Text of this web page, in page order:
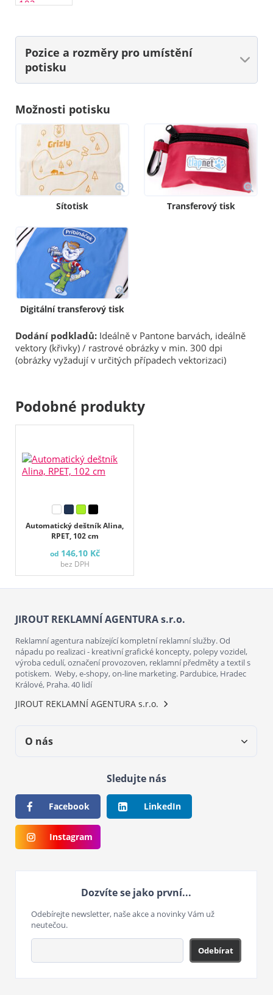
Pozice a rozměry pro umístění
potisku
Možnosti potisku
Sítotisk Transferový tisk
Digitální transferový tisk
Dodání podkladů: Ideálně v Pantone barvách, ideálně
vektory (křivky) / rastrové obrázky v min. 300 dpi
(obrázky vyžadují v určitých případech vektorizaci)
Podobné produkty
Automatický deštník Alina,
RPET, 102 cm
od 146,10 Kč
bez DPH
JIROUT REKLAMNÍ AGENTURA s.r.o.
Reklamní agentura nabízející kompletní reklamní služby. Od
nápadu po realizaci - kreativní grafické koncepty, polepy vozidel,
výroba cedulí, označení provozoven, reklamní předměty a textil s
potiskem. Weby, e-shopy, on-line marketing. Pardubice, Hradec
Králové, Praha. 40 lidí
JIROUT REKLAMNÍ AGENTURA s.r.o.
O nás
Sledujte nás
Facebook LinkedIn
Instagram
Dozvíte se jako první...
Odebírejte newsletter, naše akce a novinky Vám už
neutečou.
Odebírat